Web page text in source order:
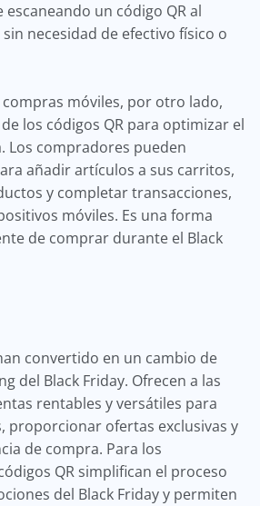
un código QR al
necesidad de efectivo físico o
compras móviles, por otro lado,
los códigos QR para optimizar el
Los compradores pueden
añadir artículos a sus carritos,
y completar transacciones,
móviles. Es una forma
de comprar durante el Black
convertido en un cambio de
del Black Friday. Ofrecen a las
rentables y versátiles para
proporcionar ofertas exclusivas y
de compra. Para los
QR simplifican el proceso
del Black Friday y permiten